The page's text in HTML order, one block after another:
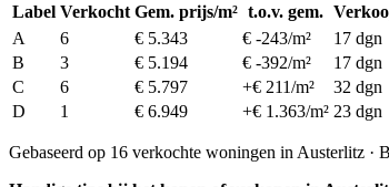
Label Verkocht Gem. prijs/m² t.o.v. gem.
A
6 € 5.343 € -243/m²
17 dgn
B
3 € 5.194 € -392/m²
17 dgn
C
6 € 5.797 +€ 211/m²
32 dgn
D
1 € 6.949 +€ 1.363/m² 23 dgn
Gebaseerd op 16 verkochte woningen in Austerlitz ·